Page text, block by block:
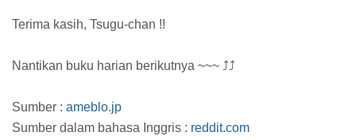
Terima kasih, Tsugu-chan !!
Nantikan buku harian berikutnya ~~~ ⤴⤴
Sumber : ameblo.jp
Sumber dalam bahasa Inggris : reddit.com